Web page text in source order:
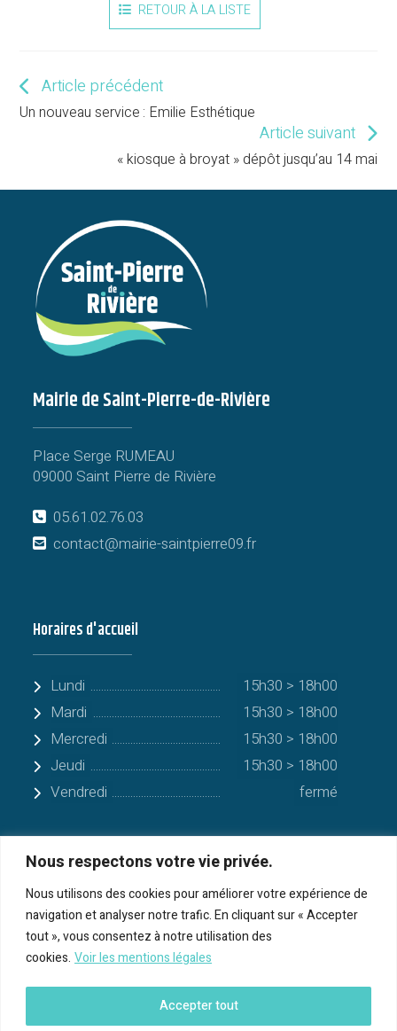
Nous respectons votre vie privée.
Nous utilisons des cookies pour améliorer votre expérience de
navigation et analyser notre trafic. En cliquant sur « Accepter
tout », vous consentez à notre utilisation des
cookies. Voir les mentions légales
Accepter tout
RETOUR À LA LISTE
Read
articles
Article précédent
Un nouveau service : Emilie Esthétique
Article suivant
« kiosque à broyat » dépôt jusqu’au 14 mai
Mairie de Saint-Pierre-de-Rivière
Place Serge RUMEAU
09000 Saint Pierre de Rivière
05.61.02.76.03
contact@mairie-saintpierre09.fr
Horaires d'accueil
Lundi
15h30 > 18h00
Mardi
15h30 > 18h00
Mercredi
15h30 > 18h00
Jeudi
15h30 > 18h00
Vendredi
fermé
Quelques communes alentours
Serres-sur-Arget
Bénac